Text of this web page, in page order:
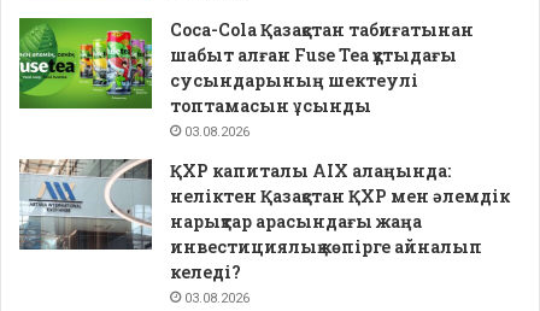
Coca-Cola Қазақстан табиғатынан
шабыт алған Fuse Tea құтыдағы
сусындарының шектеулі
топтамасын ұсынды
03.08.2026
ҚХР капиталы AIX алаңында:
неліктен Қазақстан ҚХР мен әлемдік
нарықтар арасындағы жаңа
инвестициялық көпірге айналып
келеді?
03.08.2026